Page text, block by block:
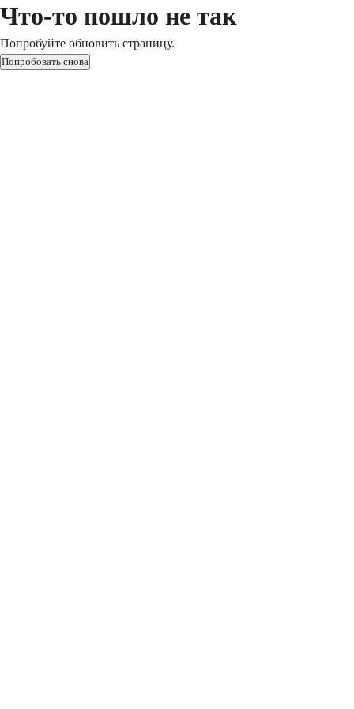
Что-то пошло не так
Попробуйте обновить страницу.
Попробовать снова